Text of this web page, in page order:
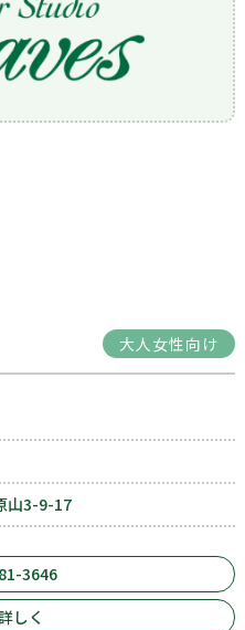
大人女性向け
山3-9-17
3646
しく